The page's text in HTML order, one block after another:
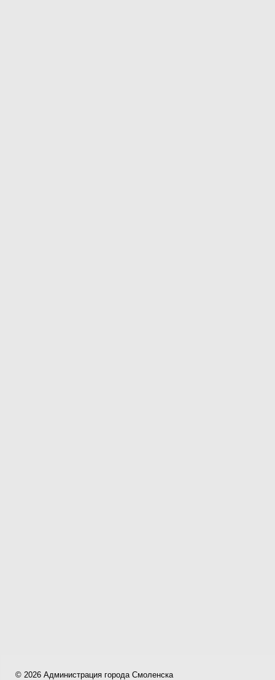
© 2026 Администрация города Смоленска